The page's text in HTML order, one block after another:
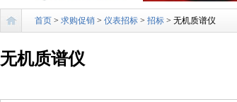
首页 > 求购促销 > 仪表招标 > 招标 > 无机质谱仪
无机质谱仪